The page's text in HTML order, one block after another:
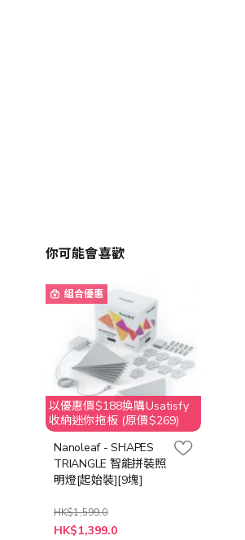
你可能會喜歡
組合優惠
以優惠價$188換購Usatisfy
收納迷你拖板 (原價$269)
Nanoleaf - SHAPES
TRIANGLE 智能拼裝照
明燈[起始裝][9塊]
HK$1,599.0
特
HK$1,399.0